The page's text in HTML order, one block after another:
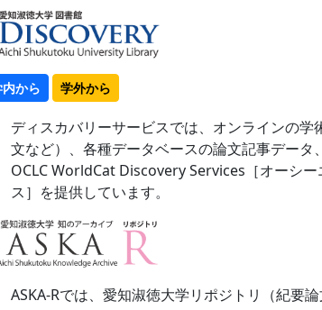
から 学外から
ディスカバリーサービスでは、オンラインの
文など）、各種データベースの論文記事データ
OCLC WorldCat Discovery Services［オーシ
ス］を提供しています。
ASKA-Rでは、愛知淑徳大学リポジトリ（紀要